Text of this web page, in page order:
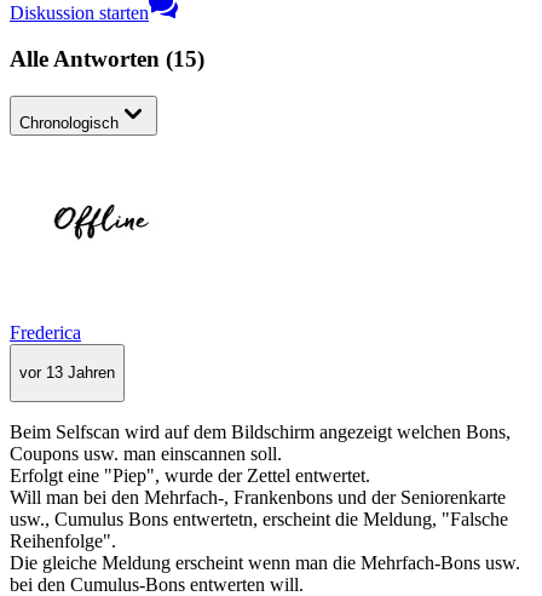
Diskussion starten
Alle Antworten (15)
Chronologisch
Frederica
vor 13 Jahren
Beim Selfscan wird auf dem Bildschirm angezeigt welchen Bons,
Coupons usw. man einscannen soll.
Erfolgt eine "Piep", wurde der Zettel entwertet.
Will man bei den Mehrfach-, Frankenbons und der Seniorenkarte
usw., Cumulus Bons entwertetn, erscheint die Meldung, "Falsche
Reihenfolge".
Die gleiche Meldung erscheint wenn man die Mehrfach-Bons usw.
bei den Cumulus-Bons entwerten will.